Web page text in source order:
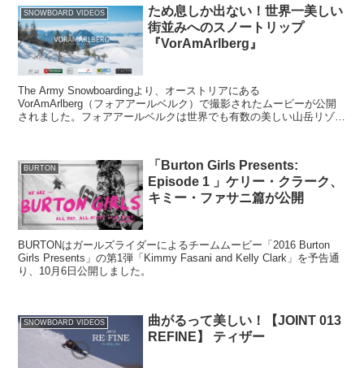
SNOWBOARD VIDEOS
ため息しか出ない！世界一美しい
街並みへのスノートリップ
『VorAmArlberg』
The Army Snowboardingより、オーストリアにある
VorAmArlberg（フォアアールベルク）で撮影されたムービーが公開
されました。フォアアールベルクは世界でも有数の美しい山岳リゾー
BURTON
「Burton Girls Presents:
Episode 1 」ケリー・クラーク、
キミー・ファサニ篇が公開
BURTONはガールズライダーによるチームムービー「2016 Burton
Girls Presents」の第1弾「Kimmy Fasani and Kelly Clark」を予告通
り、10月6日公開しました。
SNOWBOARD VIDEOS
曲がるって美しい！【JOINT 013
REFINE】 ティザー